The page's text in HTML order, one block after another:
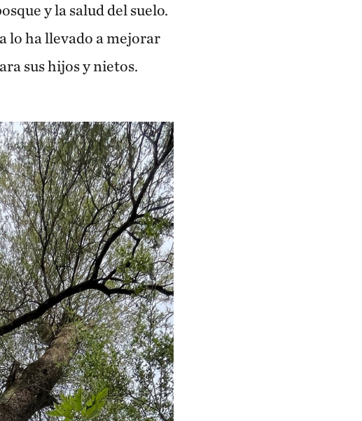
y la salud del suelo.
lo ha llevado a mejorar
sus hijos y nietos.